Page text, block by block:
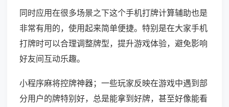
同时应用在很多场景之下这个手机打牌计算辅助也是
非常有用的，使用起来简单便捷。特别是在大家手机
打牌时可以合理调整牌型，提升游戏体验，避免影响
好友间互动乐趣。
小程序麻将控牌神器；一些玩家反映在游戏中遇到部
分用户的牌特别好，总是能拿到好牌，甚至好像能看